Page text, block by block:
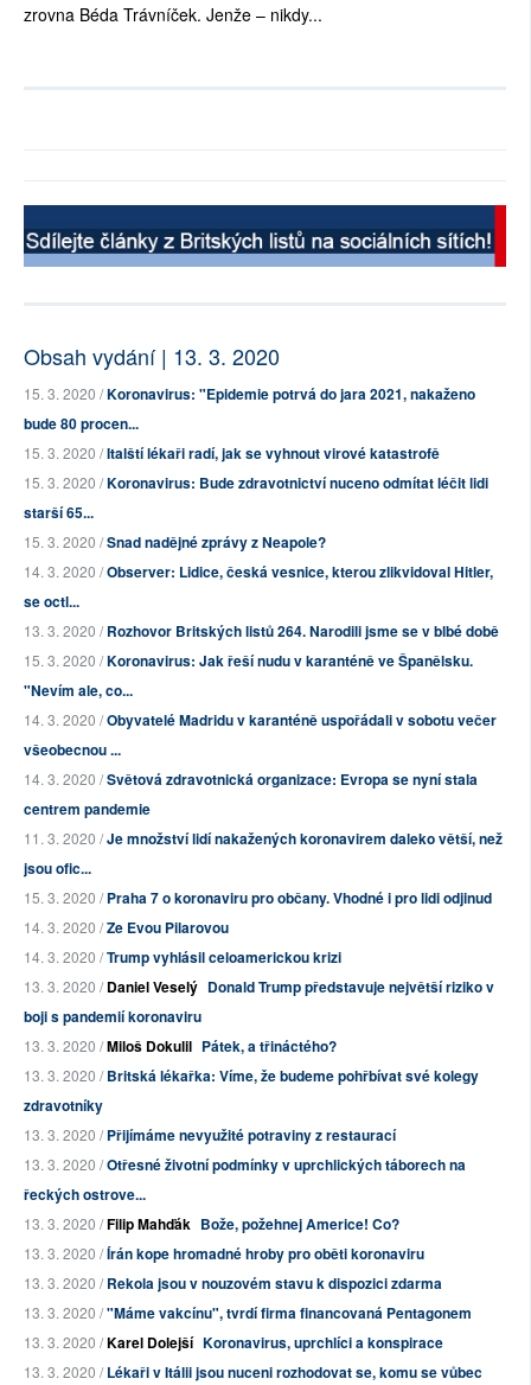
zrovna Béda Trávníček. Jenže – nikdy...
Obsah vydání | 13. 3. 2020
15. 3. 2020 /Koronavirus: "Epidemie potrvá do jara 2021, nakaženo
bude 80 procen...
15. 3. 2020 /Italští lékaři radí, jak se vyhnout virové katastrofě
15. 3. 2020 /Koronavirus: Bude zdravotnictví nuceno odmítat léčit lidi
starší 65...
15. 3. 2020 /Snad nadějné zprávy z Neapole?
14. 3. 2020 /Observer: Lidice, česká vesnice, kterou zlikvidoval Hitler,
se octl...
13. 3. 2020 /Rozhovor Britských listů 264. Narodili jsme se v blbé době
15. 3. 2020 /Koronavirus: Jak řeší nudu v karanténě ve Španělsku.
"Nevím ale, co...
14. 3. 2020 /Obyvatelé Madridu v karanténě uspořádali v sobotu večer
všeobecnou ...
14. 3. 2020 /Světová zdravotnická organizace: Evropa se nyní stala
centrem pandemie
11. 3. 2020 /Je množství lidí nakažených koronavirem daleko větší, než
jsou ofic...
15. 3. 2020 /Praha 7 o koronaviru pro občany. Vhodné i pro lidi odjinud
14. 3. 2020 /Ze Evou Pilarovou
14. 3. 2020 /Trump vyhlásil celoamerickou krizi
13. 3. 2020 /Daniel Veselý Donald Trump představuje největší riziko v
boji s pandemií koronaviru
13. 3. 2020 /Miloš Dokulil Pátek, a třináctého?
13. 3. 2020 /Britská lékařka: Víme, že budeme pohřbívat své kolegy
zdravotníky
13. 3. 2020 /Přijímáme nevyužité potraviny z restaurací
13. 3. 2020 /Otřesné životní podmínky v uprchlických táborech na
řeckých ostrove...
13. 3. 2020 /Filip Mahďák Bože, požehnej Americe! Co?
13. 3. 2020 /Írán kope hromadné hroby pro oběti koronaviru
13. 3. 2020 /Rekola jsou v nouzovém stavu k dispozici zdarma
13. 3. 2020 /"Máme vakcínu", tvrdí firma financovaná Pentagonem
13. 3. 2020 /Karel Dolejší Koronavirus, uprchlíci a konspirace
13. 3. 2020 /Lékaři v Itálii jsou nuceni rozhodovat se, komu se vůbec